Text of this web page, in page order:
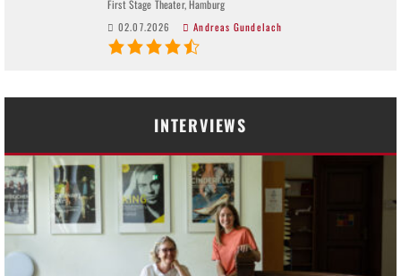
First Stage Theater, Hamburg
02.07.2026 Andreas Gundelach
INTERVIEWS